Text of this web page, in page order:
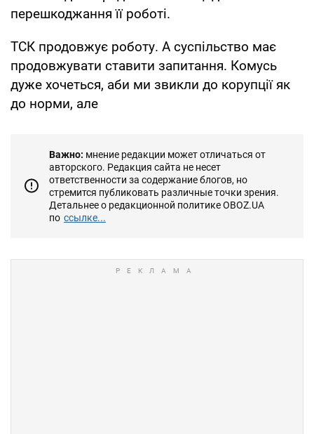
перешкоджання її роботі.
ТСК продовжує роботу. А суспільство має
продовжувати ставити запитання. Комусь
дуже хочеться, аби ми звикли до корупції як
до норми, але
Важно: мнение редакции может отличаться от
авторского. Редакция сайта не несет
ответственности за содержание блогов, но
стремится публиковать различные точки зрения.
Детальнее о редакционной политике OBOZ.UA
по ссылке...